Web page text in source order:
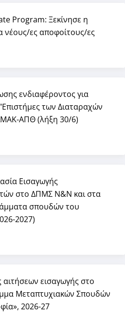
Program: Ξεκίνησε η
νέους/ες αποφοίτους/ες
ενδιαφέροντος για
των Διαταραχών
ΑΠΘ (λήξη 30/6)
Εισαγωγής
στο ΔΠΜΣ Ν&Ν και στα
σπουδών του
2027)
εισαγωγής στο
Μεταπτυχιακών Σπουδών
2026-27